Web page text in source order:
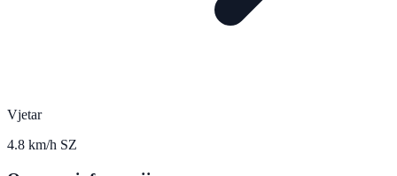
Vjetar
4.8 km/h SZ